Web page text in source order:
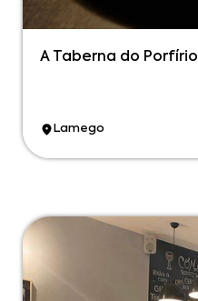
A Taberna do Porfírio
Lamego